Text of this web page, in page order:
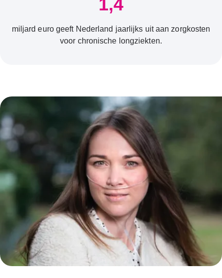
1,4
miljard euro geeft Nederland jaarlijks uit aan zorgkosten
voor chronische longziekten.